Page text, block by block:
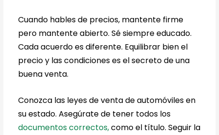
Cuando hables de precios, mantente firme
pero mantente abierto. Sé siempre educado.
Cada acuerdo es diferente. Equilibrar bien el
precio y las condiciones es el secreto de una
buena venta.
Conozca las leyes de venta de automóviles en
su estado. Asegúrate de tener todos los
documentos correctos,como el título. Seguir la